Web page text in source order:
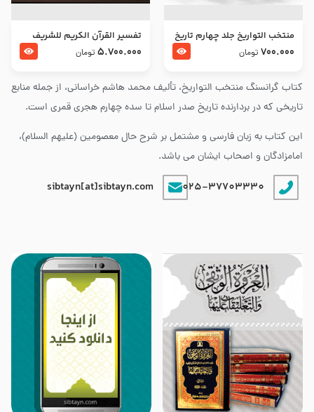
کتاب گرانسنگ منتخب التواريخ، تألیف محمد هاشم خراسانی، از جمله منابع
تاریخی که در بردارنده تاریخ صدر اسلام تا سده چهارم هجری قمری است.
این کتاب به زبان فارسی و مشتمل بر شرح حال معصومین (علیهم السلام)،
امامزادگان و اصحاب ایشان می باشد.
025-37703330
sibtayn[at]sibtayn.com
منتخب التواریخ جلد چهارم تاریخ
امام زین العابدین و امام محمد
700.000 تومان
تفسير القرآن الكريم للشريف
المرتضي قدس سرّه
5.700.000 تومان